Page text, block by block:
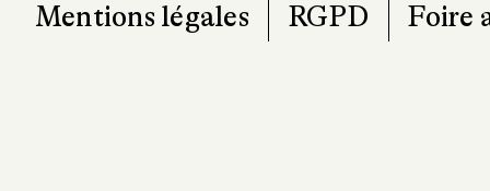
Mentions légales RGPD Foire